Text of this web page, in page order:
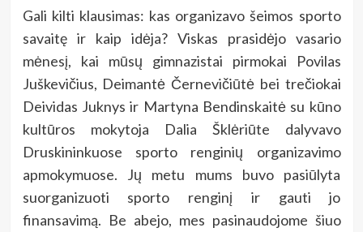
Gali kilti klausimas: kas organizavo šeimos sporto
savaitę ir kaip idėja? Viskas prasidėjo vasario
mėnesį, kai mūsų gimnazistai pirmokai Povilas
Juškevičius, Deimantė Černevičiūtė bei trečiokai
Deividas Juknys ir Martyna Bendinskaitė su kūno
kultūros mokytoja Dalia Šklėriūte dalyvavo
Druskininkuose sporto renginių organizavimo
apmokymuose. Jų metu mums buvo pasiūlyta
suorganizuoti sporto renginį ir gauti jo
finansavimą. Be abejo, mes pasinaudojome šiuo